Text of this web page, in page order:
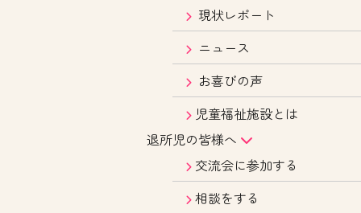
現状レポート
ニュース
お喜びの声
児童福祉施設とは
退所児の皆様へ
交流会に参加する
相談をする